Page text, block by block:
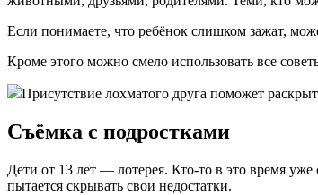
Если понимаете, что ребёнок слишком зажат,
Кроме этого можно смело использовать все
Присутствие лохматого друга поможет
Съёмка с подростками
Дети от 13 лет — лотерея. Кто-то в это время
пытается скрывать свои недостатки.